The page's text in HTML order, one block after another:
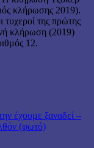
κλήρωσης 2019).
της πρώτης
κλήρωση (2019)
12.
έχουμε ξαναδεί –
(φωτό)